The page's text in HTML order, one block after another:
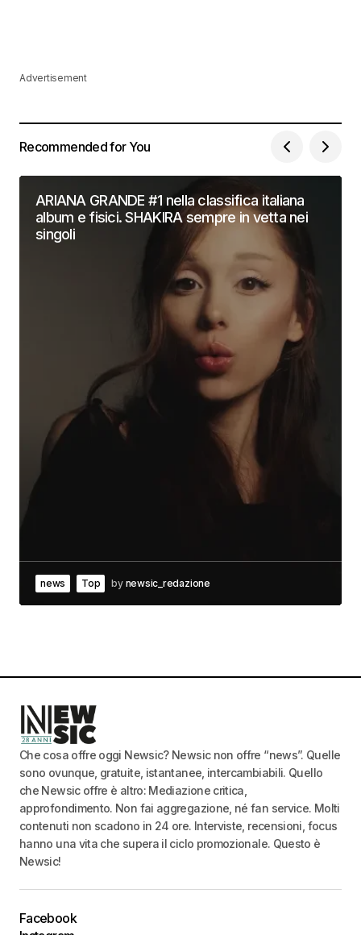
Advertisement
Recommended for You
ARIANA GRANDE #1 nella classifica italiana
album e fisici. SHAKIRA sempre in vetta nei
singoli
news Top by newsic_redazione
Che cosa offre oggi Newsic? Newsic non offre “news”. Quelle
sono ovunque, gratuite, istantanee, intercambiabili. Quello
che Newsic offre è altro: Mediazione critica,
approfondimento. Non fai aggregazione, né fan service. Molti
contenuti non scadono in 24 ore. Interviste, recensioni, focus
hanno una vita che supera il ciclo promozionale. Questo è
Newsic!
Facebook